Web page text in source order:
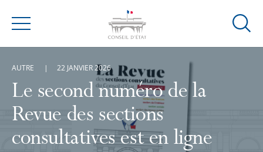
Menu
Ouvrir
Le second numéro de la
Revue des sections
consultatives est en ligne
AUTRE 22 JANVIER 2026